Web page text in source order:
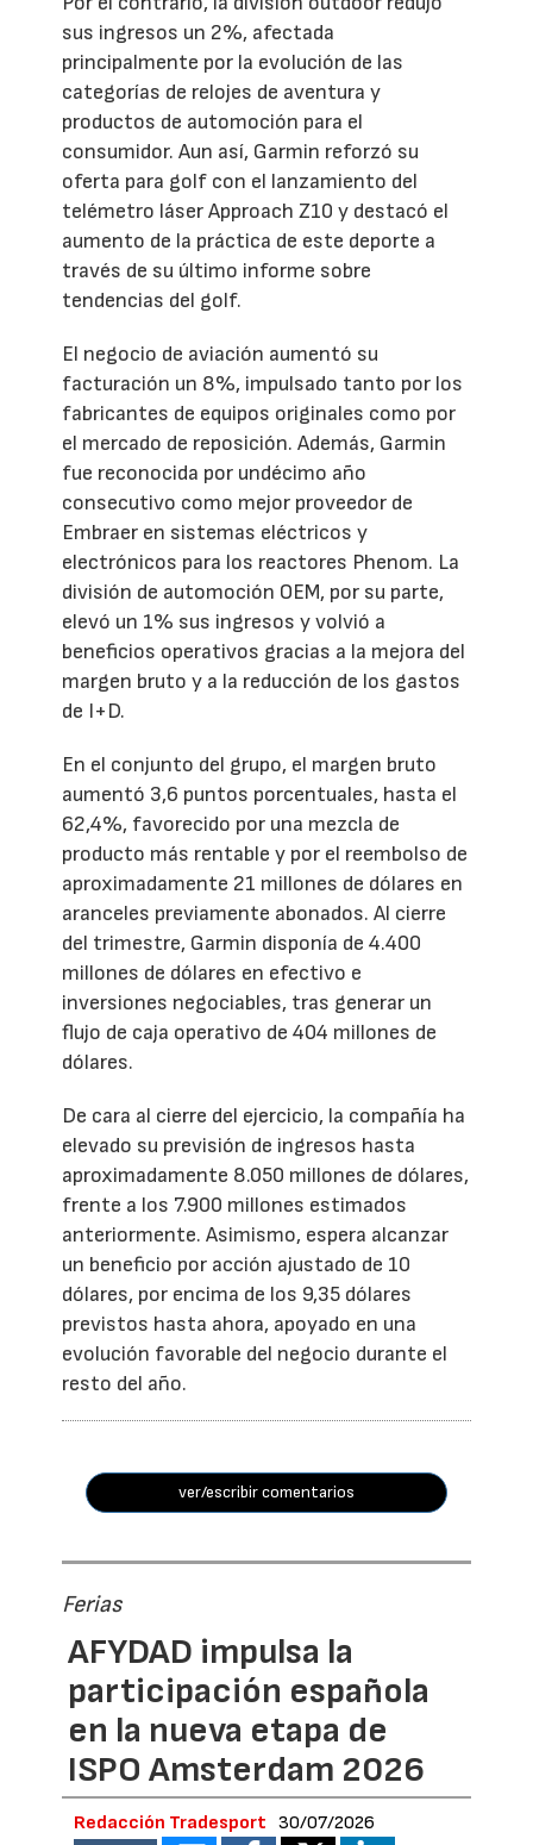
sus ingresos un 2%, afectada
principalmente por la evolución de las
categorías de relojes de aventura y
productos de automoción para el
consumidor. Aun así, Garmin reforzó su
oferta para golf con el lanzamiento del
telémetro láser Approach Z10 y destacó el
aumento de la práctica de este deporte a
través de su último informe sobre
tendencias del golf.
El negocio de aviación aumentó su
facturación un 8%, impulsado tanto por los
fabricantes de equipos originales como por
el mercado de reposición. Además, Garmin
fue reconocida por undécimo año
consecutivo como mejor proveedor de
Embraer en sistemas eléctricos y
electrónicos para los reactores Phenom. La
división de automoción OEM, por su parte,
elevó un 1% sus ingresos y volvió a
beneficios operativos gracias a la mejora del
margen bruto y a la reducción de los gastos
de I+D.
En el conjunto del grupo, el margen bruto
aumentó 3,6 puntos porcentuales, hasta el
62,4%, favorecido por una mezcla de
producto más rentable y por el reembolso de
aproximadamente 21 millones de dólares en
aranceles previamente abonados. Al cierre
del trimestre, Garmin disponía de 4.400
millones de dólares en efectivo e
inversiones negociables, tras generar un
flujo de caja operativo de 404 millones de
dólares.
De cara al cierre del ejercicio, la compañía ha
elevado su previsión de ingresos hasta
aproximadamente 8.050 millones de dólares,
frente a los 7.900 millones estimados
anteriormente. Asimismo, espera alcanzar
un beneficio por acción ajustado de 10
dólares, por encima de los 9,35 dólares
previstos hasta ahora, apoyado en una
evolución favorable del negocio durante el
resto del año.
ver/escribir comentarios
Ferias
AFYDAD impulsa la
participación española
en la nueva etapa de
ISPO Amsterdam 2026
Redacción Tradesport 30/07/2026